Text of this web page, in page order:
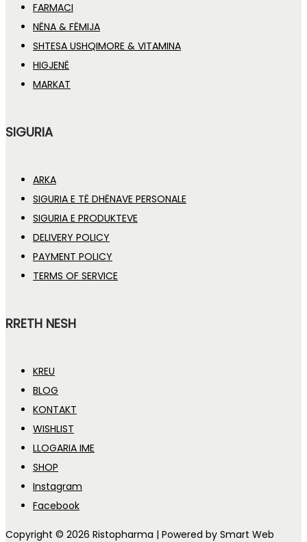
FARMACI
NËNA & FËMIJA
SHTESA USHQIMORE & VITAMINA
HIGJENË
MARKAT
SIGURIA
ARKA
SIGURIA E TË DHËNAVE PERSONALE
SIGURIA E PRODUKTEVE
DELIVERY POLICY
PAYMENT POLICY
TERMS OF SERVICE
RRETH NESH
KREU
BLOG
KONTAKT
WISHLIST
LLOGARIA IME
SHOP
Instagram
Facebook
Copyright © 2026 Ristopharma | Powered by Smart Web